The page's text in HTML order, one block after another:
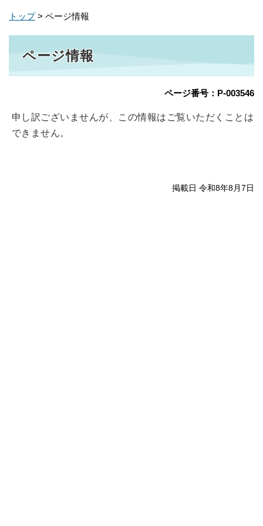
トップ> ページ情報
ページ情報
ページ番号：P-003546
申し訳ございませんが、この情報はご覧いただくことは
できません。
掲載日 令和8年8月7日